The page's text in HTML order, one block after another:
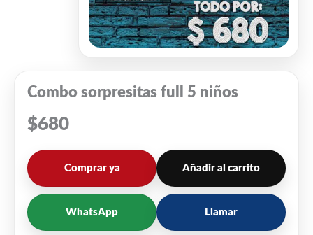
Combo sorpresitas full 5 niños
$680
Comprar ya Añadir al carrito
WhatsApp Llamar